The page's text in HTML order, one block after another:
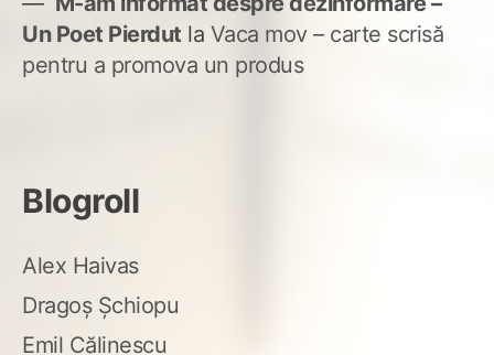
Un Poet Pierdut la Vaca mov – carte scrisă
pentru a promova un produs
Blogroll
Alex Haivas
Dragoș Șchiopu
Emil Călinescu